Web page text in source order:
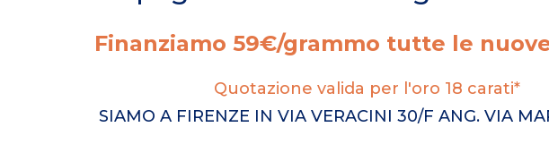
Finanziamo 59€/grammo tutte le
Quotazione valida per l'oro 18 carati*
SIAMO A FIRENZE IN VIA VERACINI 30/F ANG. VIA